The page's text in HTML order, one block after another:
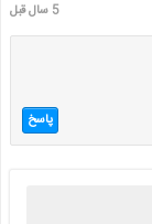
5 سال قبل
پاسخ